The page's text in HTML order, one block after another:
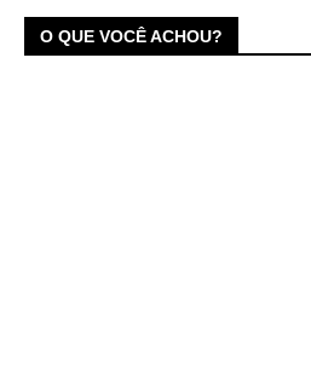
O QUE VOCÊ ACHOU?